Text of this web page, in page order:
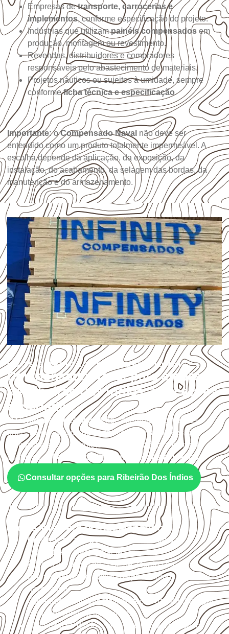
Empresas detransporte, carrocerias e
implementos, conforme especificação do projeto.
Indústrias que utilizampainéis compensados em
produção, montagem ou revestimento.
Revendas, distribuidores e compradores
responsáveis pelo abastecimento de materiais.
Projetos náuticos ou sujeitos à umidade, sempre
conformeficha técnica e especificação.
Importante:oCompensado Naval não deve ser
entendido como um produto totalmente impermeável. A
escolha depende da aplicação, da exposição, da
instalação, do acabamento, da selagem das bordas, da
manutenção e do armazenamento.
USOS E APLICAÇÕES PROFISSIONAIS
Compensado Naval para empresas
de Ribeirão Dos Índios: aplicações
e cuidados
OCompensado Navalatende diferentes aplicações
profissionais, desde que suas características sejam
compatíveis com o projeto. A Infinity orienta a compra
conformeaplicação, medida, quantidade e destino.
Consultar opções para Ribeirão Dos Índios
O que interfere no desempenho
Confirme se a espessura e o formatosão
compatíveis com o projeto.
Organize o plano de corte de acordo com as
dimensões disponíveis e o aproveitamento
necessário.
Considere acabamento e proteção das bordas após
qualquer corte ou usinagem.
Evite contato direto com o solo, chuva, umidade